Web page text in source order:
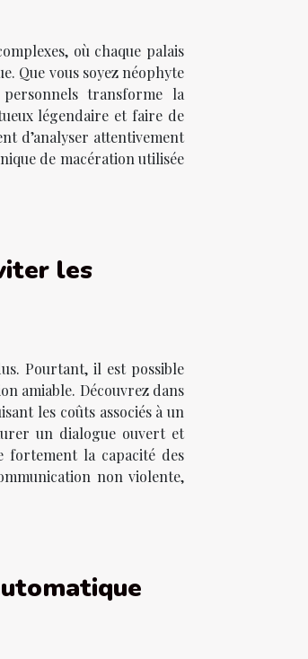
où chaque palais
Que vous soyez néophyte
transforme la
légendaire et faire de
d’analyser attentivement
de macération utilisée
les
Pourtant, il est possible
amiable. Découvrez dans
les coûts associés à un
un dialogue ouvert et
fortement la capacité des
non violente,